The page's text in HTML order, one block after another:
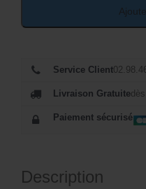
Service Client
Livraison Gratuitedès
Paiement sécurisé
Description